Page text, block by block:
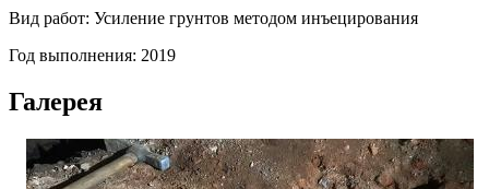
Вид работ: Усиление грунтов методом инъецирования
Год выполнения: 2019
Галерея